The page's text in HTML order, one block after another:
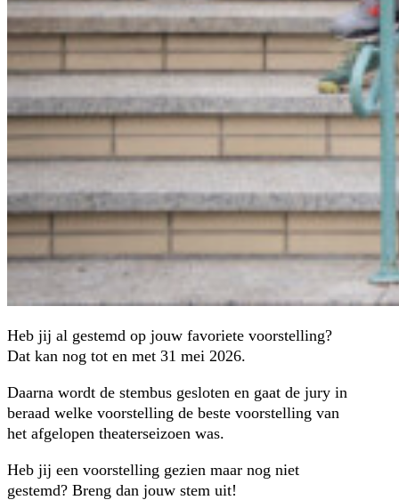
Heb jij al gestemd op jouw favoriete voorstelling?
Dat kan nog tot en met 31 mei 2026.
Daarna wordt de stembus gesloten en gaat de jury in
beraad welke voorstelling de beste voorstelling van
het afgelopen theaterseizoen was.
Heb jij een voorstelling gezien maar nog niet
gestemd? Breng dan jouw stem uit!